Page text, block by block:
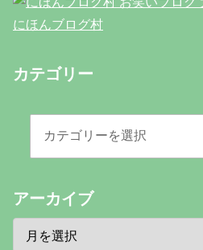
にほんブログ村
カテゴリー
アーカイブ